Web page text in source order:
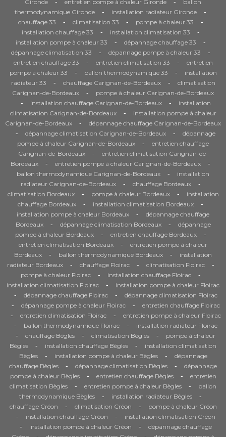
Gironde entretien pompe à chaleur Gironde
ballon
thermodynamique Gironde
- installation radiateur Gironde -
chauffage 33 - climatisation 33 - pompe à chaleur 33 -
installation chauffage 33 - installation climatisation 33 -
installation pompe à chaleur 33 - dépannage chauffage 33 -
dépannage climatisation 33 - dépannage pompe à chaleur 33 -
entretien chauffage 33 - entretien climatisation 33 -
entretien
pompe à chaleur 33
- ballon thermodynamique 33 -
installation
radiateur 33
- chauffage Carignan-de-Bordeaux -
climatisation
Carignan-de-Bordeaux
- pompe à chaleur Carignan-de-Bordeaux
- installation chauffage Carignan-de-Bordeaux -
installation
climatisation Carignan-de-Bordeaux
-
installation pompe à chaleur
Carignan-de-Bordeaux
- dépannage chauffage Carignan-de-Bordeaux
- dépannage climatisation Carignan-de-Bordeaux -
dépannage
pompe à chaleur Carignan-de-Bordeaux
-
entretien chauffage
Carignan-de-Bordeaux
-
entretien climatisation Carignan-de-
Bordeaux
- entretien pompe à chaleur Carignan-de-Bordeaux -
ballon thermodynamique Carignan-de-Bordeaux -
installation
radiateur Carignan-de-Bordeaux
- chauffage Bordeaux -
climatisation Bordeaux - pompe à chaleur Bordeaux -
installation
chauffage Bordeaux
- installation climatisation Bordeaux -
installation pompe à chaleur Bordeaux -
dépannage chauffage
Bordeaux
- dépannage climatisation Bordeaux -
dépannage
pompe à chaleur Bordeaux
- entretien chauffage Bordeaux -
entretien climatisation Bordeaux -
entretien pompe à chaleur
Bordeaux
- ballon thermodynamique Bordeaux -
installation
radiateur Bordeaux
- chauffage Floirac - climatisation Floirac -
pompe à chaleur Floirac - installation chauffage Floirac -
installation climatisation Floirac - installation pompe à chaleur Floirac
- dépannage chauffage Floirac - dépannage climatisation Floirac
- dépannage pompe à chaleur Floirac - entretien chauffage Floirac
- entretien climatisation Floirac - entretien pompe à chaleur Floirac
- ballon thermodynamique Floirac - installation radiateur Floirac
- chauffage Bègles - climatisation Bègles -
pompe à chaleur
Bègles
- installation chauffage Bègles -
installation climatisation
Bègles
- installation pompe à chaleur Bègles -
dépannage
chauffage Bègles
- dépannage climatisation Bègles -
dépannage
pompe à chaleur Bègles
- entretien chauffage Bègles -
entretien
climatisation Bègles
- entretien pompe à chaleur Bègles -
ballon
thermodynamique Bègles
- installation radiateur Bègles -
chauffage Créon - climatisation Créon - pompe à chaleur Créon
- installation chauffage Créon - installation climatisation Créon
- installation pompe à chaleur Créon -
dépannage chauffage